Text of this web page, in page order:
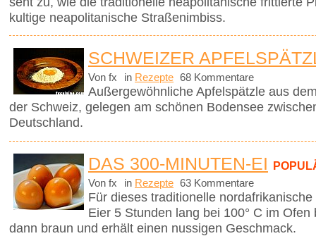
kultige neapolitanische Straßenimbiss.
SCHWEIZER
Von fx in Rezepte 68 Kommentare
Außergewöhnliche Apfelspätzle aus
der Schweiz, gelegen am schönen Bodensee
Deutschland.
DAS 300-MINUTEN-EI
Von fx in Rezepte 63 Kommentare
Für dieses traditionelle
Eier 5 Stunden lang bei 100° C im
dann braun und erhält einen nussigen Geschmack.